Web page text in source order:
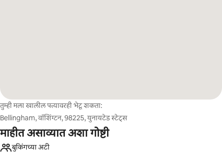
तुम्ही मला खालील पत्त्यावरही भेटू शकता:
Bellingham, वॉशिंग्टन, 98225, युनायटेड स्टेट्स
माहीत असाव्यात अशा गोष्टी
बुकिंगच्या अटी